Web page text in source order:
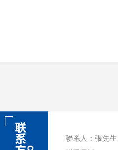
聯系人：張先生